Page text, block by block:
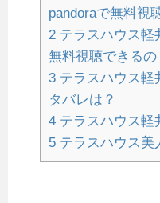
pandoraで無料視
2 テラスハウス軽
無料視聴できるの
3 テラスハウス軽
タバレは？
4 テラスハウス軽
5 テラスハウス美